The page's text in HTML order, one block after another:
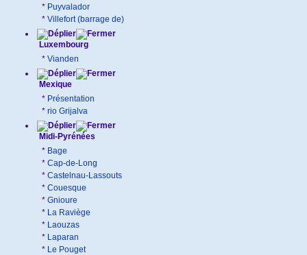
* Puyvalador
* Villefort (barrage de)
Luxembourg
* Vianden
Mexique
* Présentation
* rio Grijalva
Midi-Pyrénées
* Bage
* Cap-de-Long
* Castelnau-Lassouts
* Couesque
* Gnioure
* La Raviège
* Laouzas
* Laparan
* Le Pouget